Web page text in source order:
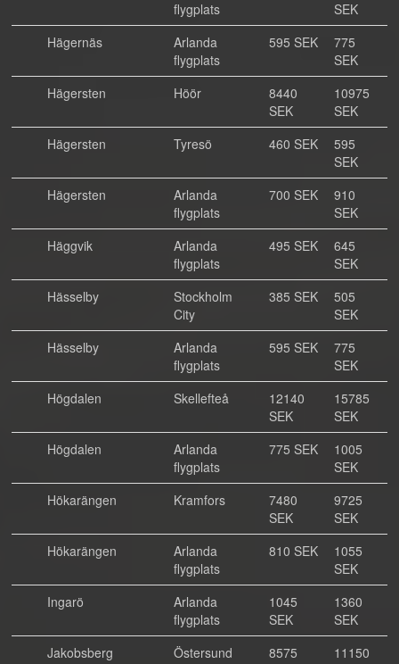
flygplats
SEK
Hägernäs
Arlanda
flygplats
595 SEK
775
SEK
Hägersten
Höör
8440
SEK
10975
SEK
Hägersten
Tyresö 460 SEK
595
SEK
Hägersten
Arlanda
flygplats
700 SEK
910
SEK
Häggvik
Arlanda
flygplats
495 SEK
645
SEK
Hässelby
Stockholm
City
385 SEK
505
SEK
Hässelby
Arlanda
flygplats
595 SEK
775
SEK
Högdalen
Skellefteå
12140
SEK
15785
SEK
Högdalen
Arlanda
flygplats
775 SEK
1005
SEK
Hökarängen
Kramfors
7480
SEK
9725
SEK
Hökarängen
Arlanda
flygplats
810 SEK
1055
SEK
Ingarö
Arlanda
flygplats
1045
SEK
1360
SEK
Jakobsberg
Östersund
8575
11150